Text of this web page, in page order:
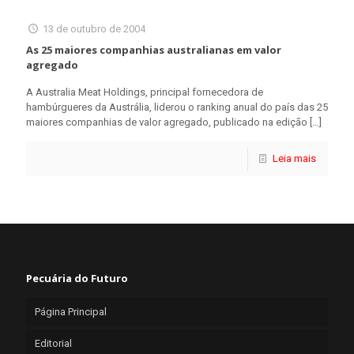
13 de outubro de 2004
As 25 maiores companhias australianas em valor
agregado
A Australia Meat Holdings, principal fornecedora de
hambúrgueres da Austrália, liderou o ranking anual do país das 25
maiores companhias de valor agregado, publicado na edição […]
Leia mais
Pecuária do Futuro
Página Principal
Editorial